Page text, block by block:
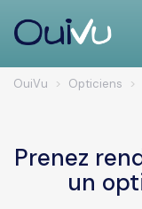
OuiVu Opticiens
Prenez
un